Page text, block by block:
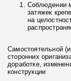
Соблюдении
затяжек
на
Самостоятельной
сторонних
доработке,
конструкции